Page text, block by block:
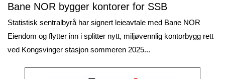
Bane NOR bygger kontorer for SSB
Statistisk sentralbyrå har signert leieavtale med Bane NOR
Eiendom og flytter inn i splitter nytt, miljøvennlig kontorbygg rett
ved Kongsvinger stasjon sommeren 2025...